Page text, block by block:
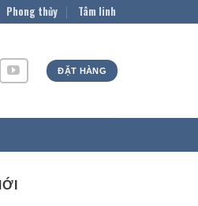
Phong thủy Tâm linh
ĐẶT HÀNG